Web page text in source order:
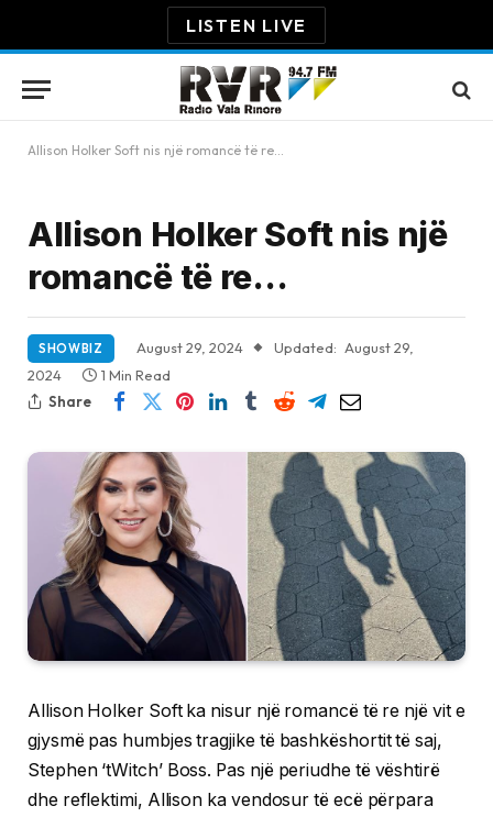
LISTEN LIVE
Allison Holker Soft nis një romancë të re…
Allison Holker Soft nis një
romancë të re…
SHOWBIZ August 29, 2024 Updated: August 29,
2024
1 Min Read
Share
Allison Holker Soft ka nisur një romancë të re një vit e
gjysmë pas humbjes tragjike të bashkëshortit të saj,
Stephen ‘tWitch’ Boss. Pas një periudhe të vështirë
dhe reflektimi, Allison ka vendosur të ecë përpara